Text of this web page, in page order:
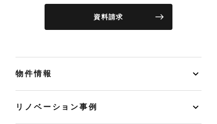
資料請求
物件情報
リノベーション事例